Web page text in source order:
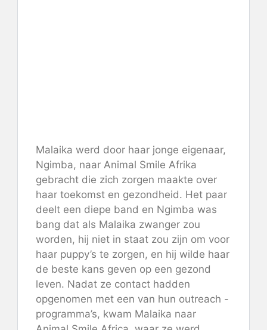
Malaika werd door haar jonge eigenaar,
Ngimba, naar Animal Smile Afrika
gebracht die zich zorgen maakte over
haar toekomst en gezondheid. Het paar
deelt een diepe band en Ngimba was
bang dat als Malaika zwanger zou
worden, hij niet in staat zou zijn om voor
haar puppy’s te zorgen, en hij wilde haar
de beste kans geven op een gezond
leven. Nadat ze contact hadden
opgenomen met een van hun outreach -
programma’s, kwam Malaika naar